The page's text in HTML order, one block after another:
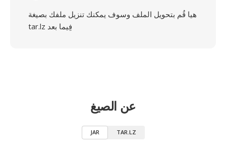
هيا قُم بتحويل الملف وسوف يمكنك تنزيل ملفك بصيغة
tar.lz فِيما بعد
عن الصيغ
JAR TAR.LZ